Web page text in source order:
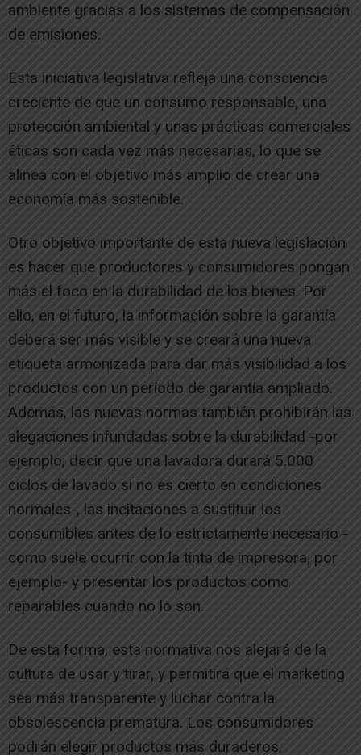
ambiente gracias a los sistemas de compensación
de emisiones.
Esta iniciativa legislativa refleja una consciencia
creciente de que un consumo responsable, una
protección ambiental y unas prácticas comerciales
éticas son cada vez más necesarias, lo que se
alinea con el objetivo más amplio de crear una
economía más sostenible.
Otro objetivo importante de esta nueva legislación
es hacer que productores y consumidores pongan
más el foco en la durabilidad de los bienes. Por
ello, en el futuro, la información sobre la garantía
deberá ser más visible y se creará una nueva
etiqueta armonizada para dar más visibilidad a los
productos con un período de garantía ampliado.
Además, las nuevas normas también prohibirán las
alegaciones infundadas sobre la durabilidad -por
ejemplo, decir que una lavadora durará 5.000
ciclos de lavado si no es cierto en condiciones
normales-, las incitaciones a sustituir los
consumibles antes de lo estrictamente necesario -
como suele ocurrir con la tinta de impresora, por
ejemplo- y presentar los productos como
reparables cuando no lo son.
De esta forma, esta normativa nos alejará de la
cultura de usar y tirar, y permitirá que el marketing
sea más transparente y luchar contra la
obsolescencia prematura. Los consumidores
podrán elegir productos más duraderos,